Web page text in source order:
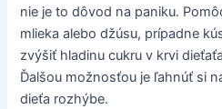
nie je to dôvod na paniku.
mlieka alebo džúsu, prípadne
zvýšiť hladinu cukru v krvi
Ďalšou možnosťou je ľahnúť si
dieťa rozhýbe.